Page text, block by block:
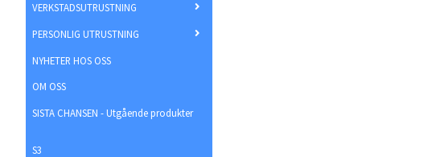
VERKSTADSUTRUSTNING
PERSONLIG UTRUSTNING
NYHETER HOS OSS
OM OSS
SISTA CHANSEN - Utgående produkter
S3